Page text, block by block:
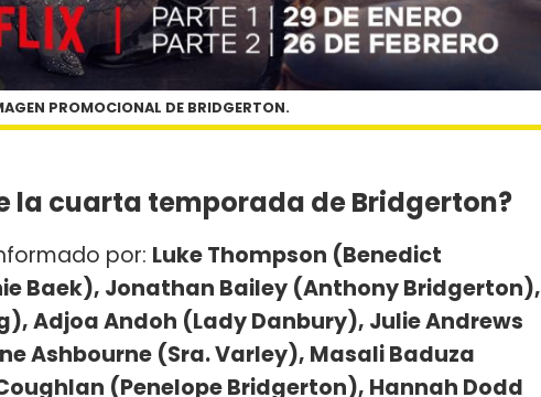
PROMOCIONAL DE BRIDGERTON.
la cuarta temporada de Bridgerton?
por: Luke Thompson (Benedict
Baek), Jonathan Bailey (Anthony Bridgerton),
Adjoa Andoh (Lady Danbury), Julie Andrews
Ashbourne (Sra. Varley), Masali Baduza
(Penelope Bridgerton), Hannah Dodd